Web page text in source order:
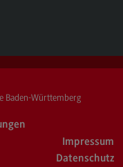
Baden-Württemberg
Impressum
Datenschutz